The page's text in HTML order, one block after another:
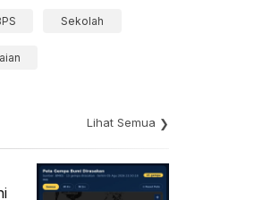
Sekolah
Lihat Semua